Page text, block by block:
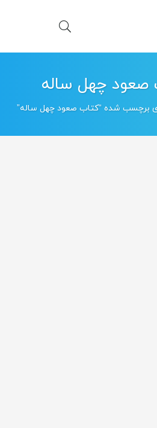
صعود چهل ساله
برچسب شده “کتاب صعود چهل ساله”